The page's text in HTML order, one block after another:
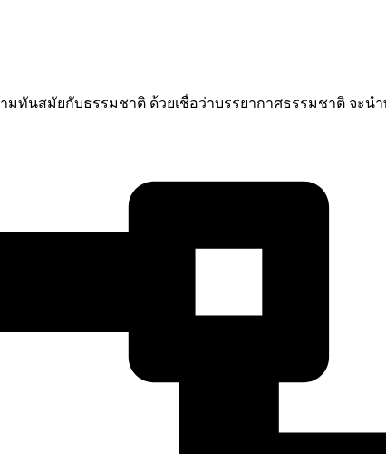
ทันสมัยกับธรรมชาติ ด้วยเชื่อว่าบรรยากาศธรรมชาติ จะ